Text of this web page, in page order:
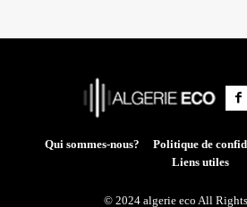
Qui sommes-nous? Politique de
Liens utiles
© 2024 algerie eco All